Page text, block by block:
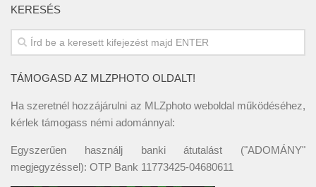
KERESÉS
TÁMOGASD AZ MLZPHOTO OLDALT!
Ha szeretnél hozzájárulni az MLZphoto weboldal működéséhez,
kérlek támogass némi adománnyal:
Egyszerűen használj banki átutalást ("ADOMÁNY"
megjegyzéssel): OTP Bank 11773425-04680611